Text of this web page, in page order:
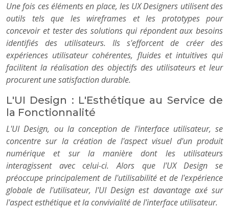
Une fois ces éléments en place, les UX Designers utilisent des
outils tels que les wireframes et les prototypes pour
concevoir et tester des solutions qui répondent aux besoins
identifiés des utilisateurs. Ils s'efforcent de créer des
expériences utilisateur cohérentes, fluides et intuitives qui
facilitent la réalisation des objectifs des utilisateurs et leur
procurent une satisfaction durable.
L'UI Design : L'Esthétique au Service de
la Fonctionnalité
L'UI Design, ou la conception de l'interface utilisateur, se
concentre sur la création de l'aspect visuel d'un produit
numérique et sur la manière dont les utilisateurs
interagissent avec celui-ci. Alors que l'UX Design se
préoccupe principalement de l'utilisabilité et de l'expérience
globale de l'utilisateur, l'UI Design est davantage axé sur
l'aspect esthétique et la convivialité de l'interface utilisateur.